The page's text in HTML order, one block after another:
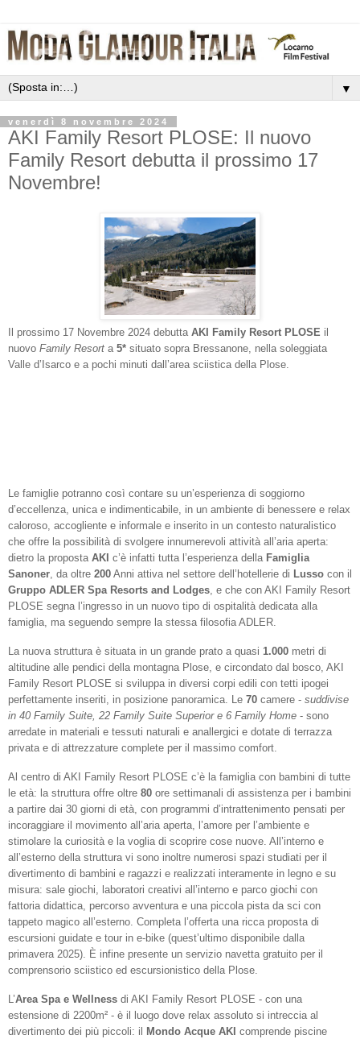
▼
venerdì 8 novembre 2024
AKI Family Resort PLOSE: Il nuovo
Family Resort debutta il prossimo 17
Novembre!
Il prossimo 17 Novembre 2024 debutta AKI Family Resort PLOSE il
nuovo Family Resort a 5* situato sopra Bressanone, nella soleggiata
Valle d’Isarco e a pochi minuti dall’area sciistica della Plose.
Le famiglie potranno così contare su un’esperienza di soggiorno
d’eccellenza, unica e indimenticabile, in un ambiente di benessere e relax
caloroso, accogliente e informale e inserito in un contesto naturalistico
che offre la possibilità di svolgere innumerevoli attività all’aria aperta:
dietro la proposta AKI c’è infatti tutta l’esperienza della Famiglia
Sanoner, da oltre 200 Anni attiva nel settore dell’hotellerie di Lusso con il
Gruppo ADLER Spa Resorts and Lodges, e che con AKI Family Resort
PLOSE segna l’ingresso in un nuovo tipo di ospitalità dedicata alla
famiglia, ma seguendo sempre la stessa filosofia ADLER.
La nuova struttura è situata in un grande prato a quasi 1.000 metri di
altitudine alle pendici della montagna Plose, e circondato dal bosco, AKI
Family Resort PLOSE si sviluppa in diversi corpi edili con tetti ipogei
perfettamente inseriti, in posizione panoramica. Le 70 camere - suddivise
in 40 Family Suite, 22 Family Suite Superior e 6 Family Home - sono
arredate in materiali e tessuti naturali e anallergici e dotate di terrazza
privata e di attrezzature complete per il massimo comfort.
Al centro di AKI Family Resort PLOSE c’è la famiglia con bambini di tutte
le età: la struttura offre oltre 80 ore settimanali di assistenza per i bambini
a partire dai 30 giorni di età, con programmi d’intrattenimento pensati per
incoraggiare il movimento all’aria aperta, l’amore per l’ambiente e
stimolare la curiosità e la voglia di scoprire cose nuove. All’interno e
all’esterno della struttura vi sono inoltre numerosi spazi studiati per il
divertimento di bambini e ragazzi e realizzati interamente in legno e su
misura: sale giochi, laboratori creativi all’interno e parco giochi con
fattoria didattica, percorso avventura e una piccola pista da sci con
tappeto magico all’esterno. Completa l’offerta una ricca proposta di
escursioni guidate e tour in e-bike (quest’ultimo disponibile dalla
primavera 2025). È infine presente un servizio navetta gratuito per il
comprensorio sciistico ed escursionistico della Plose.
L’Area Spa e Wellness di AKI Family Resort PLOSE - con una
estensione di 2200m² - è il luogo dove relax assoluto si intreccia al
divertimento dei più piccoli: il
Mondo Acque AKI comprende piscine